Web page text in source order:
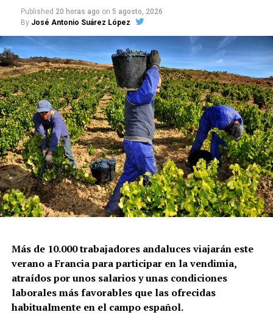
Published 20 horas ago on 5 agosto, 2026
By José Antonio Suárez López
Más de 10.000 trabajadores andaluces viajarán este
verano a Francia para participar en la vendimia,
atraídos por unos salarios y unas condiciones
laborales más favorables que las ofrecidas
habitualmente en el campo español.